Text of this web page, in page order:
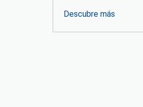
Descubre más